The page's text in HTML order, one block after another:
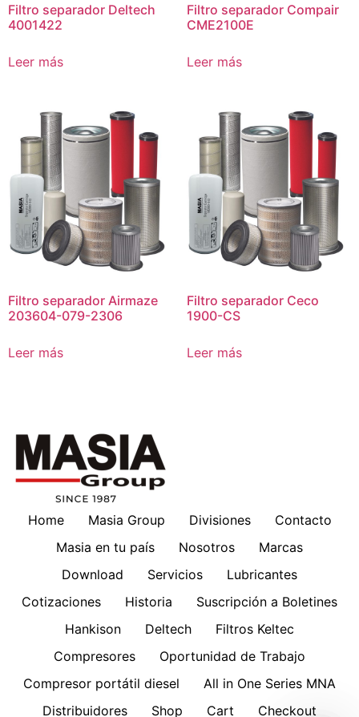
Filtro separador Deltech
4001422
Leer más
Filtro separador Compair
CME2100E
Leer más
Filtro separador Airmaze
203604-079-2306
Leer más
Filtro separador Ceco
1900-CS
Leer más
Home Masia Group Divisiones
Contacto
Masia en tu país
Nosotros
Marcas
Download
Servicios
Lubricantes
Cotizaciones
Historia
Suscripción a Boletines
Hankison
Deltech
Filtros Keltec
Compresores
Oportunidad de Trabajo
Compresor portátil diesel
All in One Series MNA
Distribuidores
Shop Cart Checkout